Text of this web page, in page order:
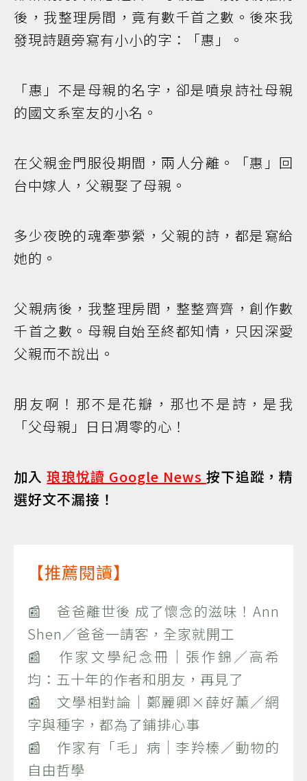
後，我整理房間，竟有數千首之數。後來我
發現詩題旁寫有小小的字：「惠」。
「惠」不是母親的名字，卻是噴泉詩社母親
的國文系室友的小名。
在父親金門服役期間，兩人分離。「惠」回
台中嫁人，父親娶了母親。
多少夜晚的魂牽夢縈，父親的詩，都是寫給
她的。
父親病後，我整理房間，整整齊齊，創作數
千首之數。母親自始至終都知情，只因深愛
父親而不說出。
朋友啊！那不是花瓣，那也不是詩，是我
「父母親」日日凋零的心！
加入琅琅悅讀 Google News按下追蹤，精
選好文不漏接！
【推薦閱讀】
📰 爸爸離世後 成了懷念的滋味！Ann
Shen／爸爸一請客，全家就開工
📰 作家文學紀念冊｜張作錦／高希
均：五十年的作者和朋友，再見了
📰 文學相對論｜鄭麗卿×薛好薰／網
字與種字，都為了鋪排心事
📰 作家有「毛」病｜李羚榛／動物的
自由哲學